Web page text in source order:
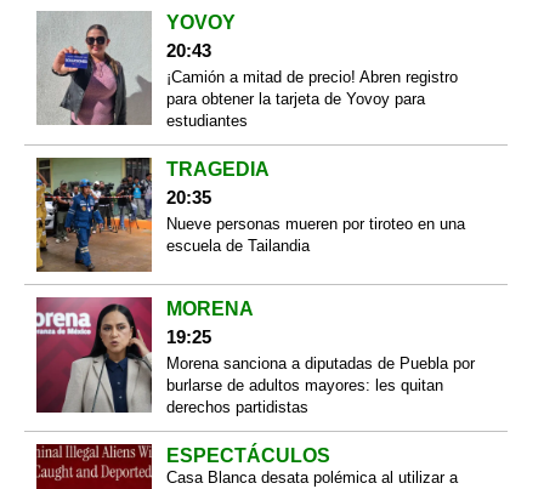
YOVOY
20:43
¡Camión a mitad de precio! Abren registro
para obtener la tarjeta de Yovoy para
estudiantes
TRAGEDIA
20:35
Nueve personas mueren por tiroteo en una
escuela de Tailandia
MORENA
19:25
Morena sanciona a diputadas de Puebla por
burlarse de adultos mayores: les quitan
derechos partidistas
ESPECTÁCULOS
Casa Blanca desata polémica al utilizar a